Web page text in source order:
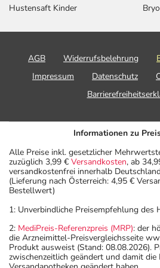
Hustensaft Kinder
AGB Widerrufsbelehrung
Impressum
Datenschutz
Informationen zu
Alle Preise inkl. gesetzlicher
zuzüglich 3,99 € Versandkosten, ab
versandkostenfrei innerhalb
(Lieferung nach Österreich: 4,95 €
Bestellwert)
1: Unverbindliche Preisempfehlung des
2: MediPreis-Referenzpreis (MRP): der
die Arzneimittel-Preisvergleichsseite
Produkt ausweist (Stand: 08.08.2026).
zwischenzeitlich geändert und damit die